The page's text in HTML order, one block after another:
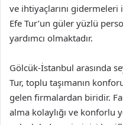
ve ihtiyaçlarını gidermeleri
Efe Tur’un güler yüzlü
yardımcı olmaktadır.
Gölcük-İstanbul arasında
Tur, toplu taşımanın
gelen firmalardan biridir.
alma kolaylığı ve konforlu